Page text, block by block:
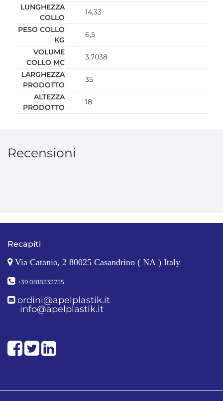
LUNGHEZZA
COLLO
14,33
PESO COLLO
KG
6,5
VOLUME
COLLO MC
3,7038
LARGHEZZA
PRODOTTO
35
ALTEZZA
PRODOTTO
18
Recensioni
Recapiti
Via Catania, 2 80025 Casandrino ( NA ) Italy
+39 0818333755
ordini@apelplastik.it
info@apelplastik.it
Facebook
TwitterLinkedIn